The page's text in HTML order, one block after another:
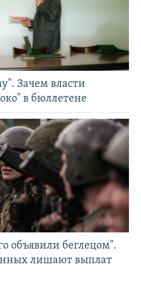
Зачем власти
в бюллетене
объявили беглецом".
лишают выплат